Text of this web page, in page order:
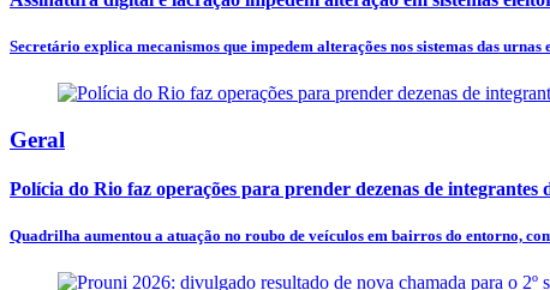
Secretário explica mecanismos que impedem alterações nos sistemas das urnas
Geral
Polícia do Rio faz operações para prender dezenas de integrantes
Quadrilha aumentou a atuação no roubo de veículos em bairros do entorno,